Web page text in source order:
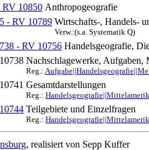
RV 10850 Anthropogeografie
- RV 10789 Wirtschafts-, Handels-
Verw.:(s.a. Systematik Q)
- RV 10756 Handelsgeografie,
Nachschlagewerke, Aufgaben,
Reg.:
Gesamtdarstellungen
Reg.:
Teilgebiete und Einzelfragen
Reg.:
, realisiert von Sepp Kuffer